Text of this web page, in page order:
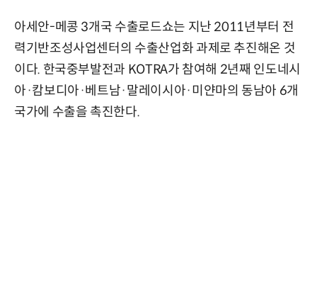
아세안-메콩 3개국 수출로드쇼는 지난 2011년부터 전
력기반조성사업센터의 수출산업화 과제로 추진해온 것
이다. 한국중부발전과 KOTRA가 참여해 2년째 인도네시
아·캄보디아·베트남·말레이시아·미얀마의 동남아 6개
국가에 수출을 촉진한다.